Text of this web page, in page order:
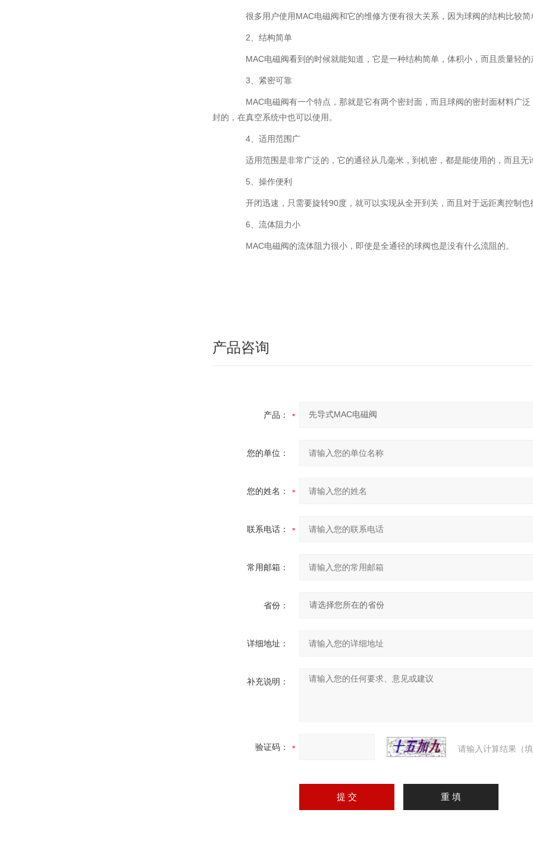
很多用户使用MAC电磁阀和它的维修方便有很大关系，因为球阀的结构比较简
2、结构简单
MAC电磁阀看到的时候就能知道，它是一种结构简单，体积小，而且质量轻的
3、紧密可靠
MAC电磁阀有一个特点，那就是它有两个密封面，而且球阀的密封面材料广泛
封的，在真空系统中也可以使用。
4、适用范围广
适用范围是非常广泛的，它的通径从几毫米，到机密，都是能使用的，而且无
5、操作便利
开闭迅速，只需要旋转90度，就可以实现从全开到关，而且对于远距离控制也
6、流体阻力小
MAC电磁阀的流体阻力很小，即使是全通径的球阀也是没有什么流阻的。
产品咨询
产品：
您的单位：
您的姓名：
联系电话：
常用邮箱：
省份：
详细地址：
补充说明：
验证码： 请输入计算结果（